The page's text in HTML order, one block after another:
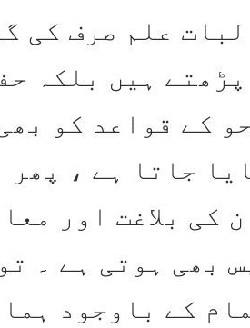
علم صرف کی
ہیں بلکہ
کے قواعد کو
جاتا ہے ، پھر
کی بلاغت اور
بھی ہوتی ہے ۔
کے باوجود